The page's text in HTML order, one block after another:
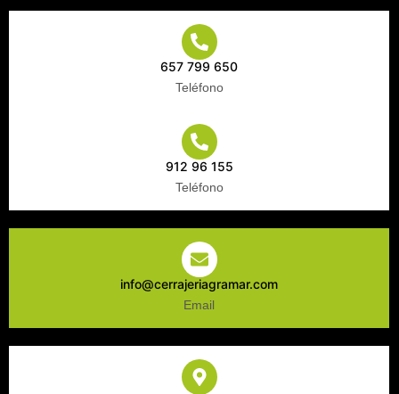
657 799 650
Teléfono
912 96 155
Teléfono
info@cerrajeriagramar.com
Email